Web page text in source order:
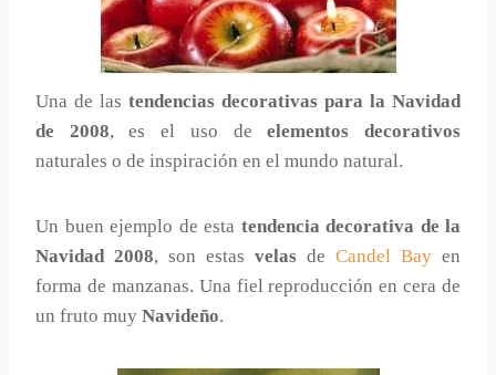
Una de las tendencias decorativas para la Navidad
de 2008, es el uso deelementos decorativos
naturales o de inspiración en el mundo natural.
Un buen ejemplo de esta tendencia decorativa de la
Navidad 2008, son estas velas de Candel Bay en
forma de manzanas. Una fiel reproducción en cera de
un fruto muy Navideño.